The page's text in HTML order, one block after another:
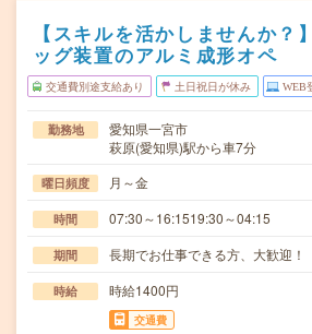
【スキルを活かしませんか？
ッグ装置のアルミ成形オペ
交通費別途支給あり 土日祝日が休み WEB
勤務地
愛知県一宮市
萩原(愛知県)駅から車7分
曜日頻度 月～金
時間 07:30～16:1519:30～04:15
期間 長期でお仕事できる方、大歓迎！
時給 時給1400円
交通費